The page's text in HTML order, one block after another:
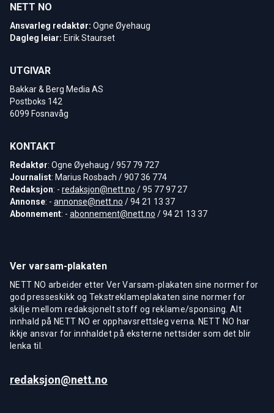
NETT NO
Ansvarleg redaktør: Ogne Øyehaug
Dagleg leiar: Eirik Staurset
UTGIVAR
Bakkar & Berg Media AS
Postboks 142
6099 Fosnavåg
KONTAKT
Redaktør: Ogne Øyehaug / 957 79 727
Journalist: Marius Rosbach / 907 36 774
Redaksjon: - redaksjon@nett.no / 95 77 97 27
Annonse: - annonse@nett.no / 94 21 13 37
Abonnement: - abonnement@nett.no / 94 21 13 37
Ver varsam-plakaten
NETT NO arbeider etter Ver Varsam-plakaten sine normer for
god presseskikk og Tekstreklameplakaten sine normer for
skilje mellom redaksjonelt stoff og reklame/sponsing. Alt
innhald på NETT NO er opphavsrettsleg verna. NETT NO har
ikkje ansvar for innhaldet på eksterne nettsider som det blir
lenka til.
redaksjon@nett.no